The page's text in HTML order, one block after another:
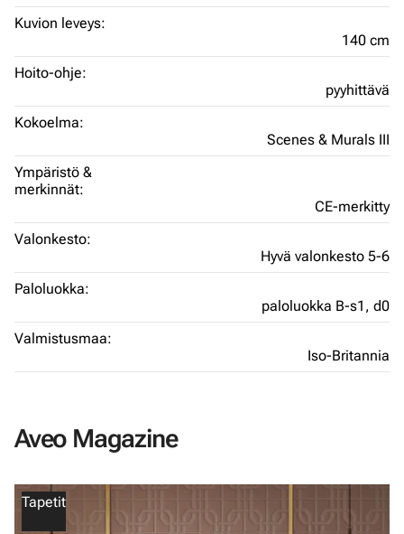
Kuvion leveys:
140 cm
Hoito-ohje:
pyyhittävä
Kokoelma:
Scenes & Murals III
Ympäristö &
merkinnät:
CE-merkitty
Valonkesto:
Hyvä valonkesto 5-6
Paloluokka:
paloluokka B-s1, d0
Valmistusmaa:
Iso-Britannia
Aveo Magazine
Tapetit